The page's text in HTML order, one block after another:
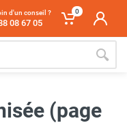
d'un conseil ?
08 67 05
0
(page